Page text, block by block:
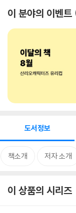
이 분야의 이벤트
도서정보
책소개 저자 소개
이 상품의 시리즈